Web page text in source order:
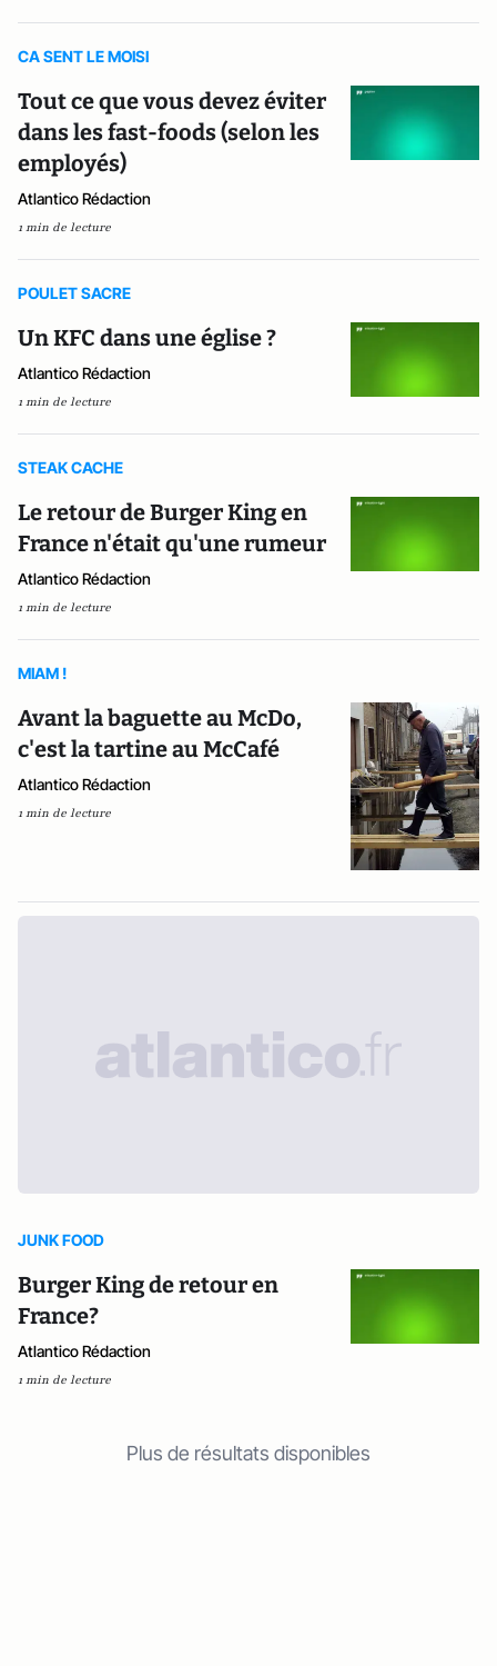
CA SENT LE MOISI
Tout ce que vous devez éviter
dans les fast-foods (selon les
employés)
Atlantico Rédaction
1 min de lecture
POULET SACRE
Un KFC dans une église ?
Atlantico Rédaction
1 min de lecture
STEAK CACHE
Le retour de Burger King en
France n'était qu'une rumeur
Atlantico Rédaction
1 min de lecture
MIAM !
Avant la baguette au McDo,
c'est la tartine au McCafé
Atlantico Rédaction
1 min de lecture
JUNK FOOD
Burger King de retour en
France?
Atlantico Rédaction
1 min de lecture
Plus de résultats disponibles